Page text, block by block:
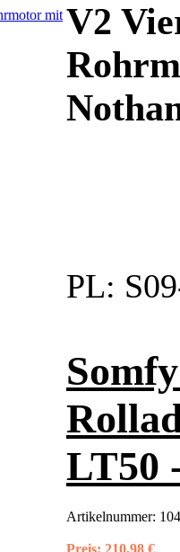
V2
PL:
LT50
Artikelnummer: